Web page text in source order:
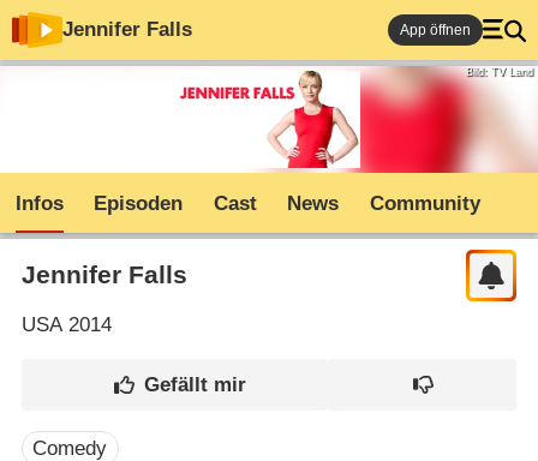
Jennifer Falls App öffnen
Bild: TV Land
Infos Episoden Cast News Community
Jennifer Falls
USA2014
Comedy